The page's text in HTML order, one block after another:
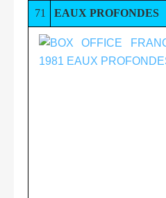
71 EAUX PROFONDES